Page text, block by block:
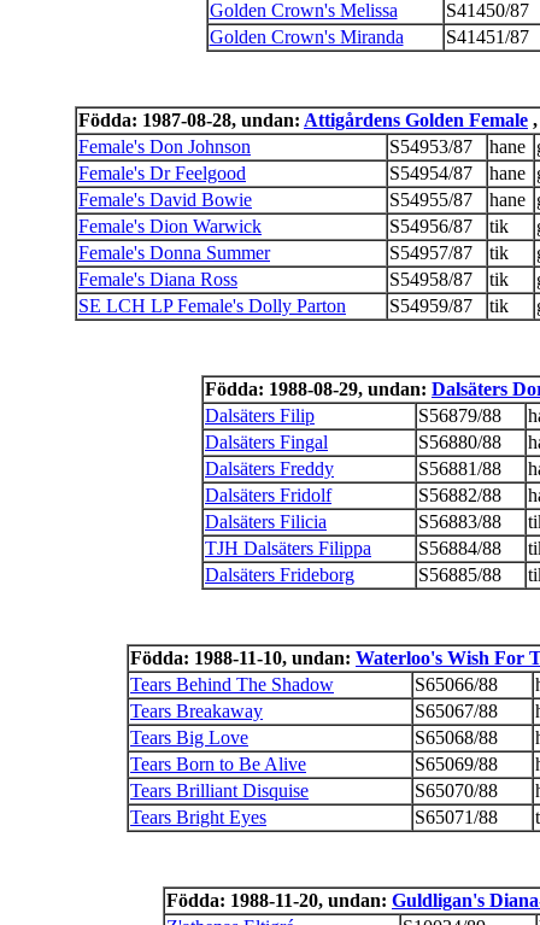
Golden Crown's Melissa
S41450/87
Golden Crown's Miranda
S41451/87
Födda: 1987-08-28, undan: Attigårdens Golden Female
Female's Don Johnson
S54953/87 hane
Female's Dr Feelgood
S54954/87 hane
Female's David Bowie
S54955/87 hane
Female's Dion Warwick
S54956/87 tik
Female's Donna Summer
S54957/87 tik
Female's Diana Ross
S54958/87 tik
SE LCH LP Female's Dolly Parton
S54959/87 tik
Födda: 1988-08-29, undan: Dalsäters
Dalsäters Filip
S56879/88
Dalsäters Fingal
S56880/88
Dalsäters Freddy
S56881/88
Dalsäters Fridolf
S56882/88
Dalsäters Filicia
S56883/88
TJH Dalsäters Filippa
S56884/88
Dalsäters Frideborg
S56885/88
Födda: 1988-11-10, undan: Waterloo's Wish For
Tears Behind The Shadow
S65066/88
Tears Breakaway
S65067/88
Tears Big Love
S65068/88
Tears Born to Be Alive
S65069/88
Tears Brilliant Disquise
S65070/88
Tears Bright Eyes
S65071/88
Födda: 1988-11-20, undan: Guldligan's